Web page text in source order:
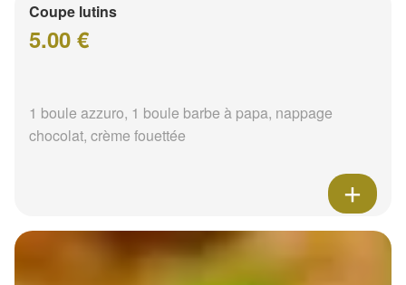
Coupe lutins
5.00 €
1 boule azzuro, 1 boule barbe à papa, nappage
chocolat, crème fouettée